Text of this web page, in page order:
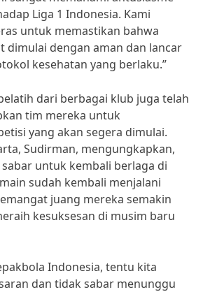
Liga 1 Indonesia. Kami
untuk memastikan bahwa
dimulai dengan aman dan lancar
kesehatan yang berlaku.”
dari berbagai klub juga telah
tim mereka untuk
yang akan segera dimulai.
Sudirman, mengungkapkan,
untuk kembali berlaga di
sudah kembali menjalani
juang mereka semakin
kesuksesan di musim baru
Indonesia, tentu kita
dan tidak sabar menunggu